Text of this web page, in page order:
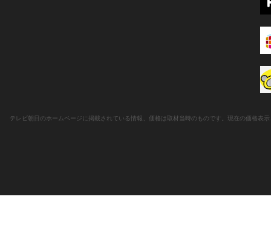
テレビ朝日のホームページに掲載されている情報、価格は取材当時のものです。現在の価格表